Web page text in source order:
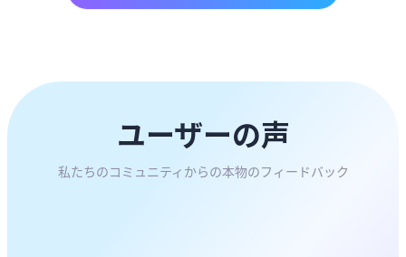
ユーザーの声
私たちのコミュニティからの本物のフィードバック